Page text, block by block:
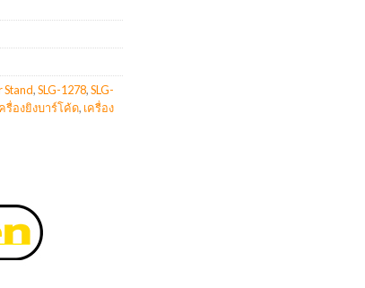
Stand,SLG-1278,SLG-
รื่องยิงบาร์โค้ด, เครื่อง